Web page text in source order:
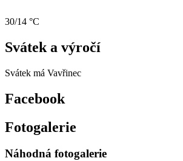
30/14 °C
Svátek a výročí
Svátek má Vavřinec
Facebook
Fotogalerie
Náhodná fotogalerie